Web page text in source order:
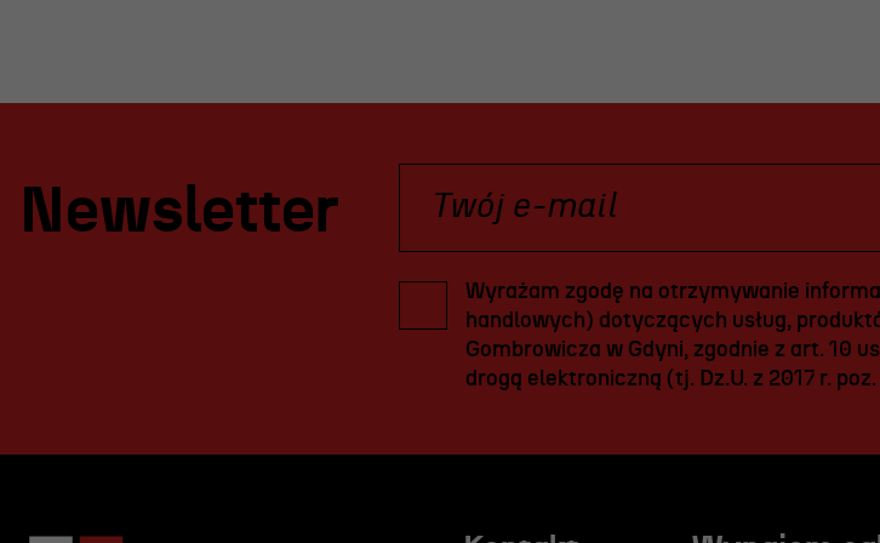
Newsletter
Wyrażam zgodę na otrzymywanie
handlowych) dotyczących usług,
Gombrowicza w Gdyni, zgodnie z art. 10
drogą elektroniczną (tj. Dz.U. z 2017 r.